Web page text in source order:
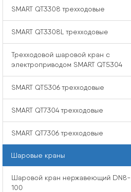
SMART QT3308 трехходовые
SMART QT3308L трехходовые
Трехходовой шаровой кран с
электроприводом SMART QT5304
SMART QT5306 трехходовые
SMART QT7304 трехходовые
SMART QT7306 трехходовые
Шаровые краны
Шаровой кран нержавеющий DN8-
100